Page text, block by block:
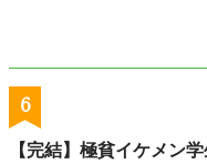
6
【完結】極貧イケメン